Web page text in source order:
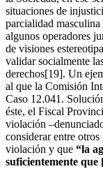
situaciones de
parcialidad
algunos operadores
de visiones
validar socialmente
derechos[19]. Un
al que la Comisión
Caso 12.041.
éste, el Fiscal
violación
considerar entre
violación y que “la
suficientemente